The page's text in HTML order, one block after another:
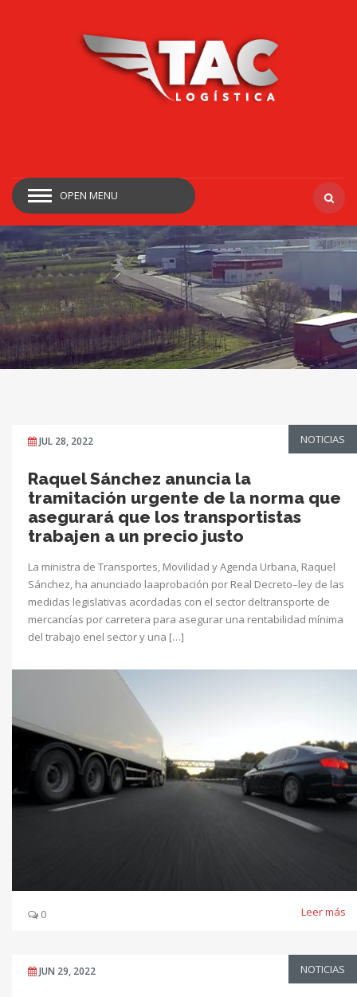
OPEN MENU
JUL 28, 2022 NOTICIAS
Raquel Sánchez anuncia la
tramitación urgente de la norma que
asegurará que los transportistas
trabajen a un precio justo
La ministra de Transportes, Movilidad y Agenda Urbana, Raquel
Sánchez, ha anunciado laaprobación por Real Decreto–ley de las
medidas legislativas acordadas con el sector deltransporte de
mercancías por carretera para asegurar una rentabilidad mínima
del trabajo enel sector y una […]
0 Leer más
JUN 29, 2022 NOTICIAS